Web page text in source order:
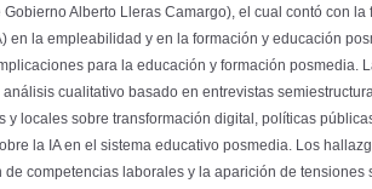
Alberto Lleras Camargo), el cual contó con
la empleabilidad y en la formación y educación
para la educación y formación posmedia.
cualitativo basado en entrevistas
locales sobre transformación digital, políticas
la IA en el sistema educativo posmedia. Los
competencias laborales y la aparición de tensiones